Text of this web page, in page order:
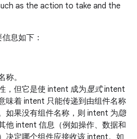
as the action to take and the
息如下：
称。
，但它是使 intent 成为显式intent
味着 intent 只能传递到由组件名称
如果没有组件名称，则 intent 为隐
他 intent 信息（例如操作、数据和
决定哪个组件应接收该 intent。如